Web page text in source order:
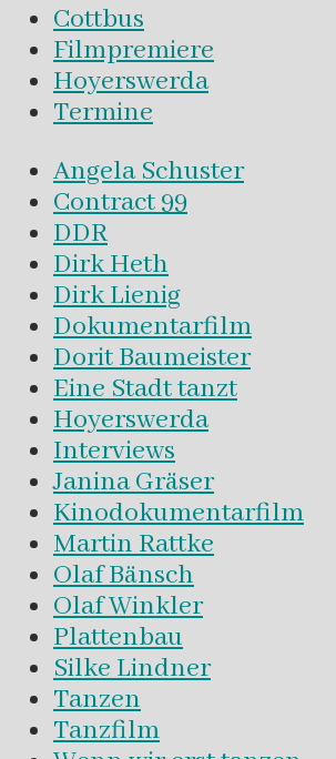
Cottbus
Filmpremiere
Hoyerswerda
Termine
Angela Schuster
Contract 99
DDR
Dirk Heth
Dirk Lienig
Dokumentarfilm
Dorit Baumeister
Eine Stadt tanzt
Hoyerswerda
Interviews
Janina Gräser
Kinodokumentarfilm
Martin Rattke
Olaf Bänsch
Olaf Winkler
Plattenbau
Silke Lindner
Tanzen
Tanzfilm